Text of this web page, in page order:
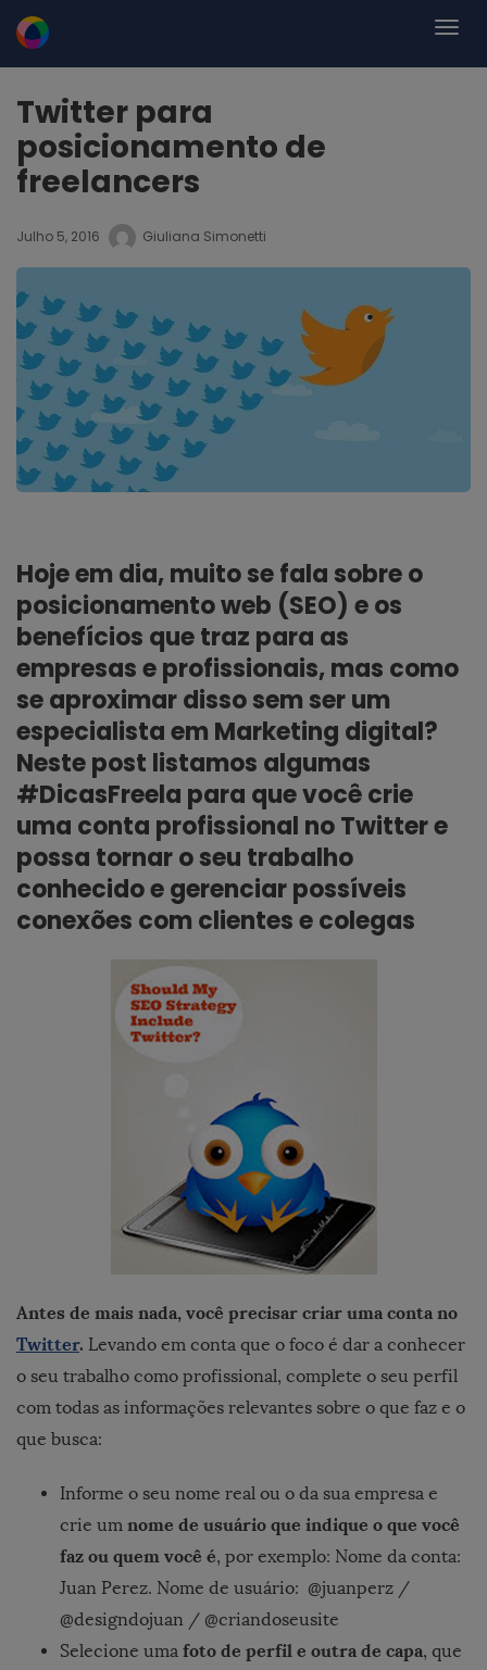
Twitter para
posicionamento de
freelancers
Julho 5, 2016 Giuliana Simonetti
Hoje em dia, muito se fala sobre o
posicionamento web (SEO) e os
benefícios que traz para as
empresas e profissionais, mas como
se aproximar disso sem ser um
especialista em Marketing digital?
Neste post listamos algumas
#DicasFreela para que você crie
uma conta profissional no Twitter e
possa tornar o seu trabalho
conhecido e gerenciar possíveis
conexões com clientes e colegas
Antes de mais nada, você precisar criar uma conta no
Twitter. Levando em conta que o foco é dar a conhecer
o seu trabalho como profissional, complete o seu perfil
com todas as informações relevantes sobre o que faz e o
que busca:
Informe o seu nome real ou o da sua empresa e
crie um nome de usuário que indique o que você
faz ou quem você é, por exemplo: Nome da conta:
Juan Perez. Nome de usuário: @juanperz /
@designdojuan / @criandoseusite
Selecione uma foto de perfil e outra de capa, que